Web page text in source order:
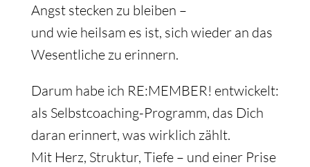
Angst stecken zu bleiben –
und wie heilsam es ist, sich wieder an das
Wesentliche zu erinnern.
Darum habe ich RE:MEMBER! entwickelt:
als Selbstcoaching-Programm, das Dich
daran erinnert, was wirklich zählt.
Mit Herz, Struktur, Tiefe – und einer Prise